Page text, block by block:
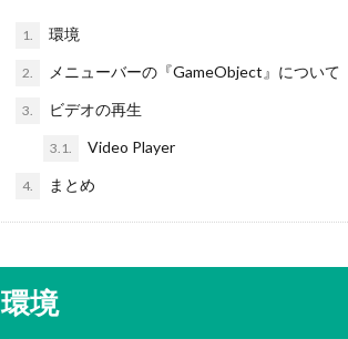
1. 環境
2. メニューバーの『GameObject』について
3. ビデオの再生
3.1. Video Player
4. まとめ
環境